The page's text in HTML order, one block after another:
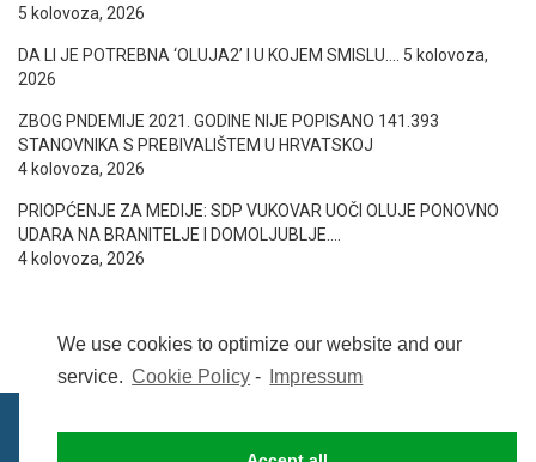
We use cookies to optimize our website and our
service. Cookie Policy - Impressum
5 kolovoza, 2026
DA LI JE POTREBNA ‘OLUJA2’ I U KOJEM SMISLU….
5 kolovoza,
2026
ZBOG PNDEMIJE 2021. GODINE NIJE POPISANO 141.393
STANOVNIKA S PREBIVALIŠTEM U HRVATSKOJ
4 kolovoza, 2026
PRIOPĆENJE ZA MEDIJE: SDP VUKOVAR UOČI OLUJE PONOVNO
UDARA NA BRANITELJE I DOMOLJUBLJE….
4 kolovoza, 2026